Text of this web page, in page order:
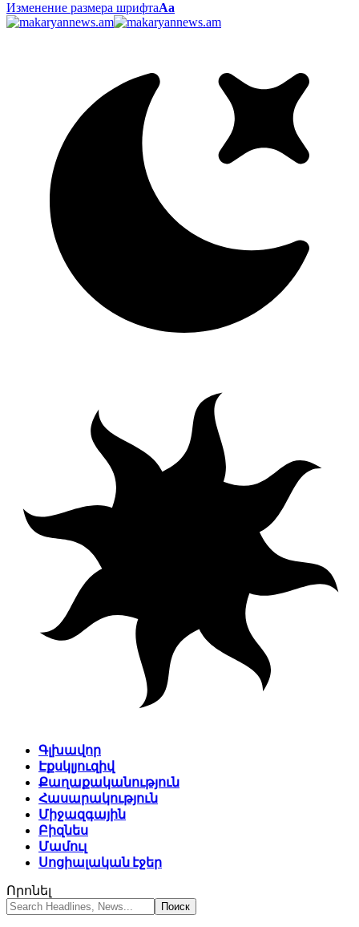
Изменение размера шрифтаАа
Գլխավոր
Էքսկլյուզիվ
Քաղաքականություն
Հասարակություն
Միջազգային
Բիզնես
Մամուլ
Սոցիալական էջեր
Որոնել